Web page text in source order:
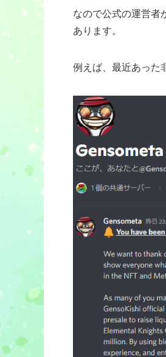
なので公式の運営者
あります。
例えば、最近あった